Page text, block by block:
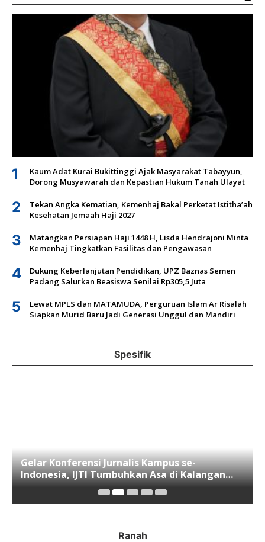
1
Kaum Adat Kurai Bukittinggi Ajak Masyarakat Tabayyun,
Dorong Musyawarah dan Kepastian Hukum Tanah Ulayat
2
Tekan Angka Kematian, Kemenhaj Bakal Perketat Istitha’ah
Kesehatan Jemaah Haji 2027
3
Matangkan Persiapan Haji 1448 H, Lisda Hendrajoni Minta
Kemenhaj Tingkatkan Fasilitas dan Pengawasan
4
Dukung Keberlanjutan Pendidikan, UPZ Baznas Semen
Padang Salurkan Beasiswa Senilai Rp305,5 Juta
5
Lewat MPLS dan MATAMUDA, Perguruan Islam Ar Risalah
Siapkan Murid Baru Jadi Generasi Unggul dan Mandiri
Spesifik
Gelar Konferensi Jurnalis Kampus se-
Indonesia, IJTI Tumbuhkan Asa di Kalangan
Jurnalis Muda di Era Disruspi Digital
Ranah